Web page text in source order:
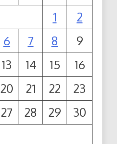
1
2
6 7 8
9
13 14 15
16
20 21 22
23
27 28 29
30